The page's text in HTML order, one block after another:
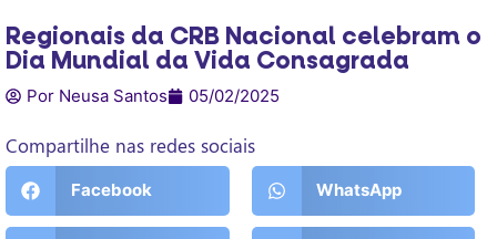
Regionais da CRB Nacional celebram o
Dia Mundial da Vida Consagrada
Por Neusa Santos 05/02/2025
Compartilhe nas redes sociais
Facebook WhatsApp